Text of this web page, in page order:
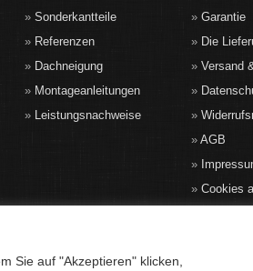
Sonderkantteile
Referenzen
Dachneigung
Montageanleitungen
Leistungsnachweise
Garantie
Die
Versand
AGB
Cookies
Sie auf "Akzeptieren" klicken,